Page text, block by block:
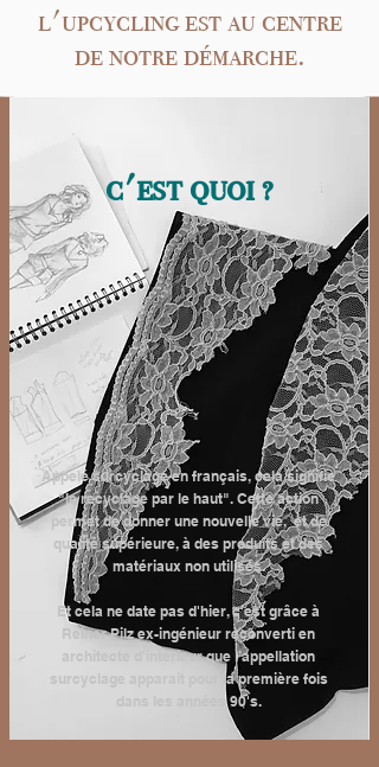
l'upcycling est au centre
de notre démarche.
c'est quoi ?
Appelé surcyclage en français, cela signifie
"le recyclage par le haut". Cette action
permet de donner une nouvelle vie, et de
qualité supérieure, à des produits et des
matériaux non utilisés.
Et cela ne date pas d'hier, c'est grâce à
Reiner Pilz ex-ingénieur reconverti en
architecte d'intérieur que l’appellation
surcyclage apparait pour la première fois
dans les années 90's.